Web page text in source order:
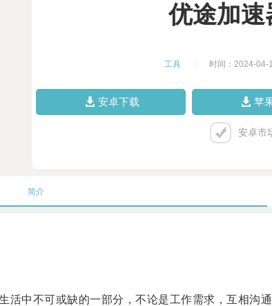
优途加速
工具 时间：2024-04-
安卓下载 苹
安卓市
简介
中不可或缺的一部分，不论是工作需求，互相沟通